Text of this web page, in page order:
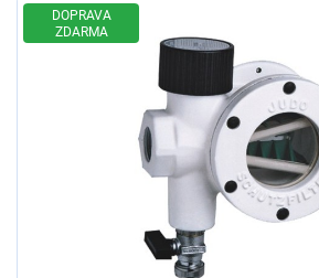
DOPRAVA
ZDARMA